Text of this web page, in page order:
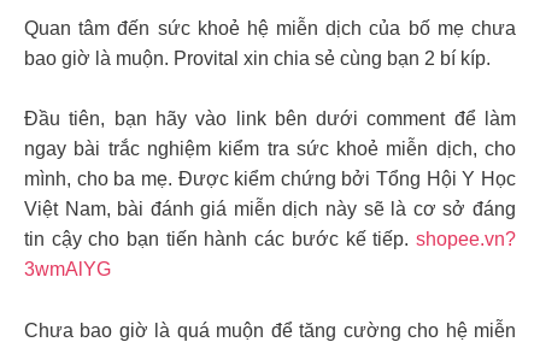
Quan tâm đến sức khoẻ hệ miễn dịch của bố mẹ chưa
bao giờ là muộn. Provital xin chia sẻ cùng bạn 2 bí kíp.
Đầu tiên, bạn hãy vào link bên dưới comment để làm
ngay bài trắc nghiệm kiểm tra sức khoẻ miễn dịch, cho
mình, cho ba mẹ. Được kiểm chứng bởi Tổng Hội Y Học
Việt Nam, bài đánh giá miễn dịch này sẽ là cơ sở đáng
tin cậy cho bạn tiến hành các bước kế tiếp. shopee.vn?
3wmAlYG
Chưa bao giờ là quá muộn để tăng cường cho hệ miễn